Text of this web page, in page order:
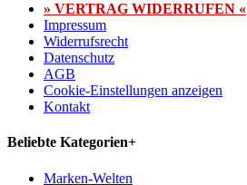
» VERTRAG WIDERRUFEN «
Impressum
Widerrufsrecht
Datenschutz
AGB
Cookie-Einstellungen anzeigen
Kontakt
Beliebte Kategorien+
Marken-Welten